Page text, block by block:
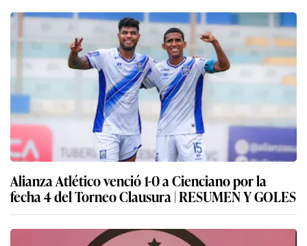
Alianza Atlético venció 1-0 a Cienciano por la
fecha 4 del Torneo Clausura | RESUMEN Y GOLES